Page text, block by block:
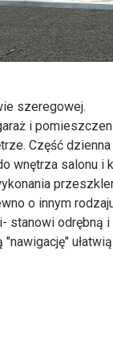
szeregowej.
i
Część
wnętrza salonu i
o innym
stanowi odrębną